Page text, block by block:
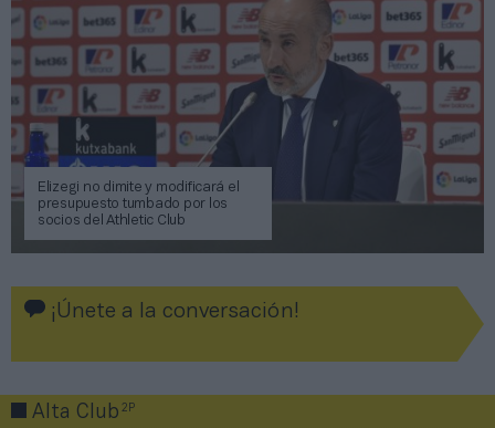
Elizegi no dimite y modificará el
presupuesto tumbado por los
socios del Athletic Club
¡Únete a la conversación!
Alta Club2P